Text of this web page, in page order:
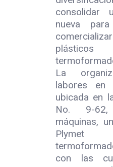
consolidar
nueva
plásticos
La
labores en
ubicada en
No. 9-
máquinas,
con las